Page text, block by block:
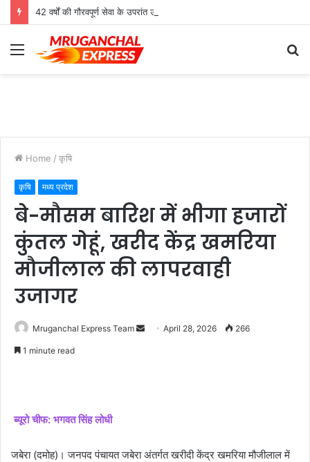
Menu
Home / कृषि
कृषि मध्य प्रदेश
बे-मौसम बारिश में भीगा हजारों
कुंतल गेहूं, खरीद केंद्र खमरिया
मौजीलाल की लापरवाही
उजागर
Mruganchal Express Team
Send April 28, 2026 266
1 minute read
ब्यूरो चीफ: भगवत सिंह लोधी
जबेरा (दमोह)। जनपद पंचायत जबेरा अंतर्गत खरीदी केंद्र खमरिया मौजीलाल में